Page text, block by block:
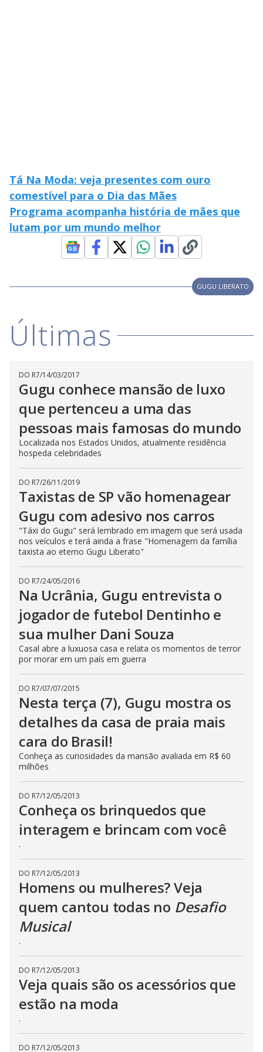
Tá Na Moda: veja presentes com ouro
comestível para o Dia das Mães
Programa acompanha história de mães que
lutam por um mundo melhor
GUGU LIBERATO
Últimas
DO R7/14/03/2017
Gugu conhece mansão de luxo
que pertenceu a uma das
pessoas mais famosas do mundo
Localizada nos Estados Unidos, atualmente residência
hospeda celebridades
DO R7/26/11/2019
Taxistas de SP vão homenagear
Gugu com adesivo nos carros
"Táxi do Gugu" será lembrado em imagem que será usada
nos veículos e terá ainda a frase "Homenagem da família
taxista ao eterno Gugu Liberato"
DO R7/24/05/2016
Na Ucrânia, Gugu entrevista o
jogador de futebol Dentinho e
sua mulher Dani Souza
Casal abre a luxuosa casa e relata os momentos de terror
por morar em um país em guerra
DO R7/07/07/2015
Nesta terça (7), Gugu mostra os
detalhes da casa de praia mais
cara do Brasil!
Conheça as curiosidades da mansão avaliada em R$ 60
milhões
DO R7/12/05/2013
Conheça os brinquedos que
interagem e brincam com você
.
DO R7/12/05/2013
Homens ou mulheres? Veja
quem cantou todas no Desafio
Musical
.
DO R7/12/05/2013
Veja quais são os acessórios que
estão na moda
.
DO R7/12/05/2013